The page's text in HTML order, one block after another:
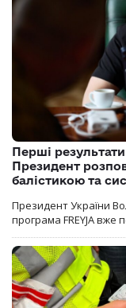
Перші
Президент
балістикою та
Президент України
програма FREYJA вже